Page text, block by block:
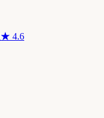
★ 4.6